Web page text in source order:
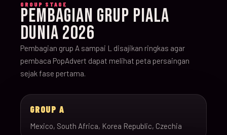
GROUP STAGE
PEMBAGIAN GRUP PIALA
DUNIA 2026
Pembagian grup A sampai L disajikan ringkas agar
pembaca PopAdvert dapat melihat peta persaingan
sejak fase pertama.
GROUP A
Mexico, South Africa, Korea Republic, Czechia